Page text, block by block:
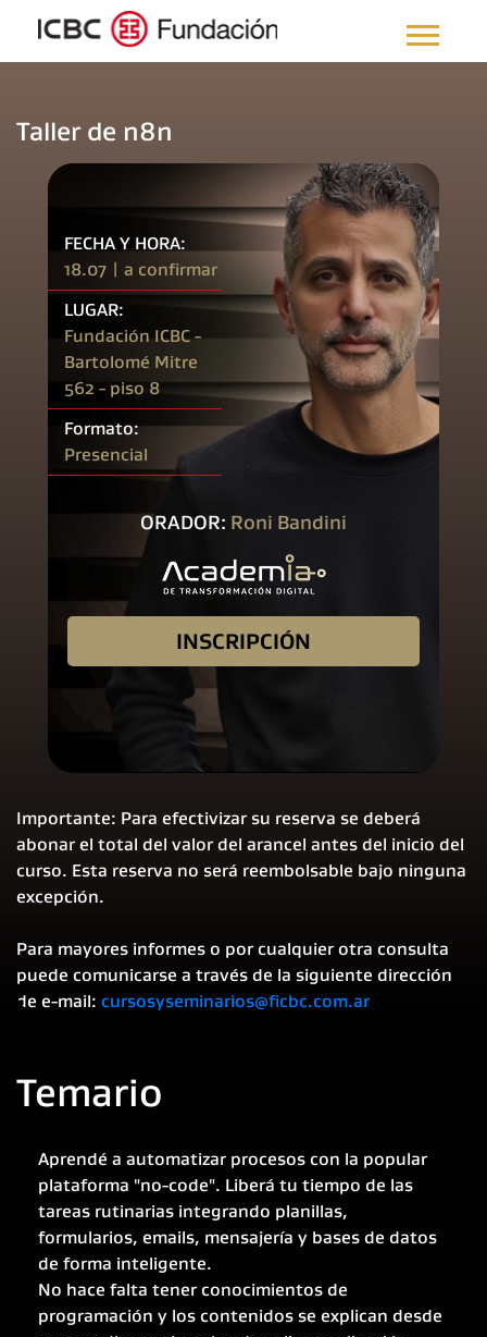
Taller de n8n
FECHA Y HORA:
18.07 | a confirmar
LUGAR:
Fundación ICBC -
Bartolomé Mitre
562 - piso 8
Formato:
Presencial
ORADOR: Roni Bandini
INSCRIPCIÓN
Importante: Para efectivizar su reserva se deberá
abonar el total del valor del arancel antes del inicio del
curso. Esta reserva no será reembolsable bajo ninguna
excepción.
Para mayores informes o por cualquier otra consulta
puede comunicarse a través de la siguiente dirección
de e-mail: cursosyseminarios@ficbc.com.ar
Temario
Aprendé a automatizar procesos con la popular
plataforma "no-code". Liberá tu tiempo de las
tareas rutinarias integrando planillas,
formularios, emails, mensajería y bases de datos
de forma inteligente.
No hace falta tener conocimientos de
programación y los contenidos se explican desde